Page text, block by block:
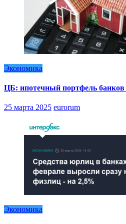
Экономика
ЦБ: ипотечный портфель
25 марта 2025 eurorum
Экономика